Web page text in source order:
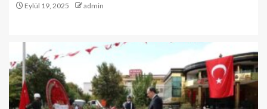
Eylül 19, 2025 admin